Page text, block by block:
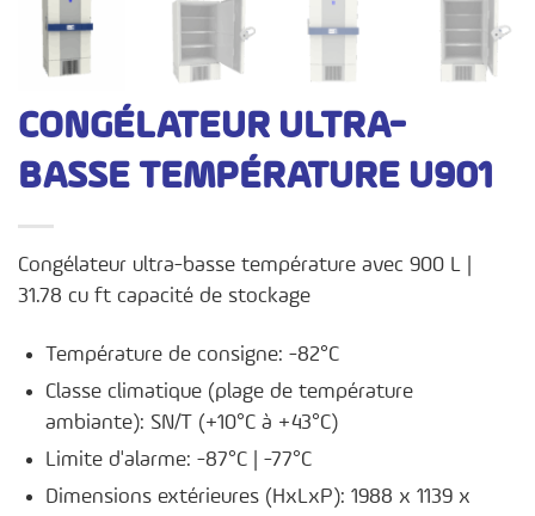
CONGÉLATEUR ULTRA-
BASSE TEMPÉRATURE U901
Congélateur ultra-basse température avec 900 L |
31.78 cu ft capacité de stockage
Température de consigne: -82°C
Classe climatique (plage de température
ambiante): SN/T (+10°C à +43°C)
Limite d'alarme: -87°C | -77°C
Dimensions extérieures (HxLxP): 1988 x 1139 x